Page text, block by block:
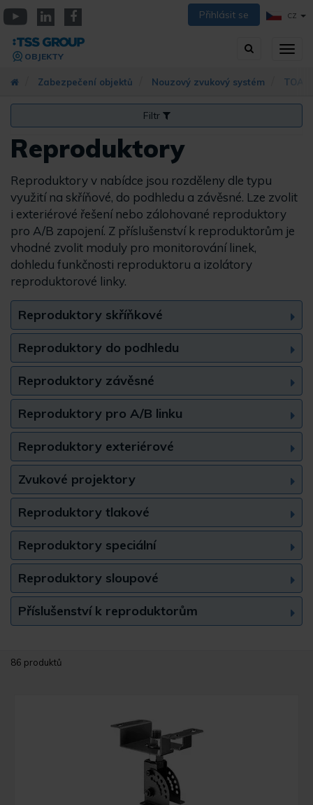
Přejít
k
hlavnímu
obsahu
Přihlásit se CZ
Vyhledávání
OBJEKTY
Zabezpečení objektů Nouzový zvukový systém TOA
Filtr
Reproduktory
Reproduktory v nabídce jsou rozděleny dle typu
využití na skříňové, do podhledu a závěsné. Lze zvolit
i exteriérové řešení nebo zálohované reproduktory
pro A/B zapojení. Z příslušenství k reproduktorům je
vhodné zvolit moduly pro monitorování linek,
dohledu funkčnosti reproduktoru a izolátory
reproduktorové linky.
Reproduktory skříňkové
Reproduktory do podhledu
Reproduktory závěsné
Reproduktory pro A/B linku
Reproduktory exteriérové
Zvukové projektory
Reproduktory tlakové
Reproduktory speciální
Reproduktory sloupové
Příslušenství k reproduktorům
86 produktů